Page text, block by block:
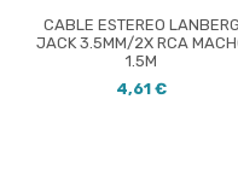
CABLE ESTEREO LANBERG
JACK 3.5MM/2X RCA
1.5M
4,61 €